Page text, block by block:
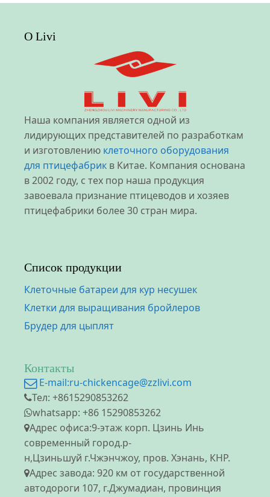
О Livi
Наша компания является одной из
лидирующих представителей по разработкам
и изготовлению клеточного оборудования
для птицефабрик в Китае. Компания основана
в 2002 году, с тех пор наша продукция
завоевала признание птицеводов и хозяев
птицефабрики более 30 стран мира.
Список продукции
Клеточные батареи для кур несушек
Клетки для выращивания бройлеров
Брудер для цыплят
Контакты
E-mail:ru-chickencage@zzlivi.com
Тел: +8615290853262
whatsapp: +86 15290853262
Адрес офиса:9-этаж корп. Цзинь Инь
современный город.р-
н,Цзиньшуй г.Чжэнчжоу, пров. Хэнань, КНР.
Адрес завода: 920 км от государственной
автодороги 107, г.Джумадиан, провинция